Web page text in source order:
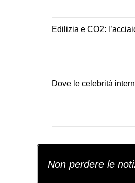
Edilizia e CO2:
Dove le celebrità
Non perdere le